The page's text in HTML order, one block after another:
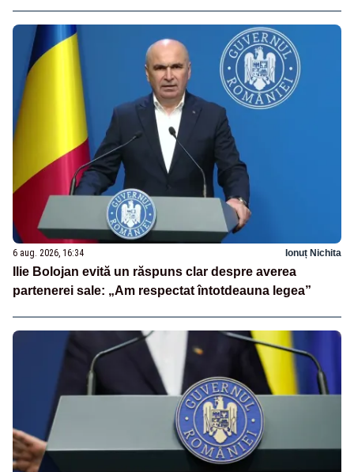
6 aug. 2026, 16:34 Ionuț Nichita
Ilie Bolojan evită un răspuns clar despre averea
partenerei sale: „Am respectat întotdeauna legea”